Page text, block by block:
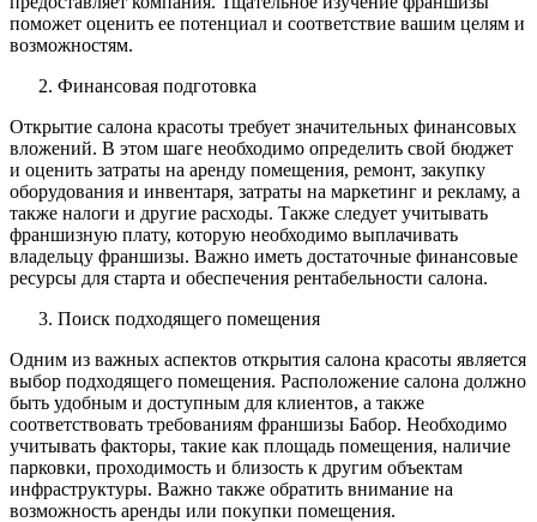
поможет оценить ее потенциал и соответствие вашим целям и
возможностям.
Финансовая подготовка
Открытие салона красоты требует значительных финансовых
вложений. В этом шаге необходимо определить свой бюджет
и оценить затраты на аренду помещения, ремонт, закупку
оборудования и инвентаря, затраты на маркетинг и рекламу, а
также налоги и другие расходы. Также следует учитывать
франшизную плату, которую необходимо выплачивать
владельцу франшизы. Важно иметь достаточные финансовые
ресурсы для старта и обеспечения рентабельности салона.
Поиск подходящего помещения
Одним из важных аспектов открытия салона красоты является
выбор подходящего помещения. Расположение салона должно
быть удобным и доступным для клиентов, а также
соответствовать требованиям франшизы Бабор. Необходимо
учитывать факторы, такие как площадь помещения, наличие
парковки, проходимость и близость к другим объектам
инфраструктуры. Важно также обратить внимание на
возможность аренды или покупки помещения.